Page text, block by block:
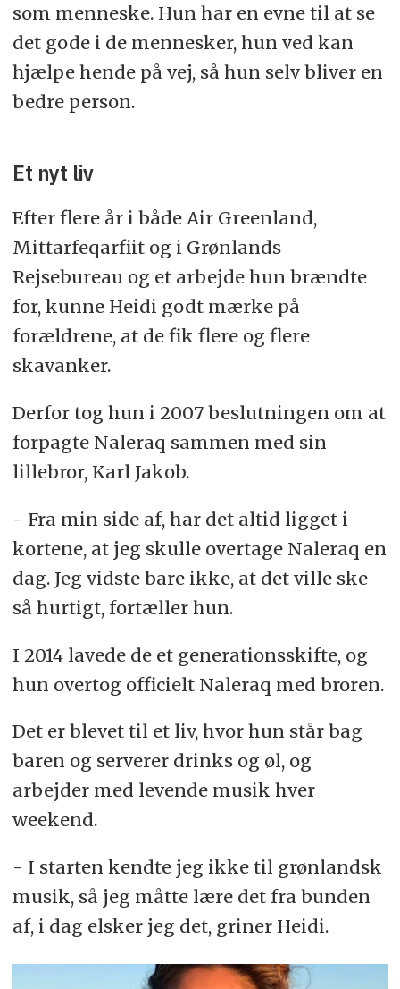
som menneske. Hun har en evne til at se
det gode i de mennesker, hun ved kan
hjælpe hende på vej, så hun selv bliver en
bedre person.
Et nyt liv
Efter flere år i både Air Greenland,
Mittarfeqarfiit og i Grønlands
Rejsebureau og et arbejde hun brændte
for, kunne Heidi godt mærke på
forældrene, at de fik flere og flere
skavanker.
Derfor tog hun i 2007 beslutningen om at
forpagte Naleraq sammen med sin
lillebror, Karl Jakob.
- Fra min side af, har det altid ligget i
kortene, at jeg skulle overtage Naleraq en
dag. Jeg vidste bare ikke, at det ville ske
så hurtigt, fortæller hun.
I 2014 lavede de et generationsskifte, og
hun overtog officielt Naleraq med broren.
Det er blevet til et liv, hvor hun står bag
baren og serverer drinks og øl, og
arbejder med levende musik hver
weekend.
- I starten kendte jeg ikke til grønlandsk
musik, så jeg måtte lære det fra bunden
af, i dag elsker jeg det, griner Heidi.